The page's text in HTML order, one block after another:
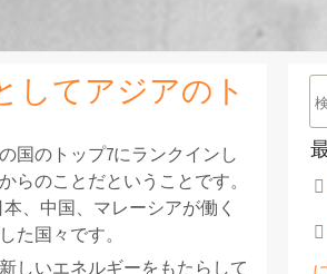
してアジアのト
国のトップ7にランクインし
らのことだということです。
、中国、マレーシアが働く
た国々です。
しいエネルギーをもたらして